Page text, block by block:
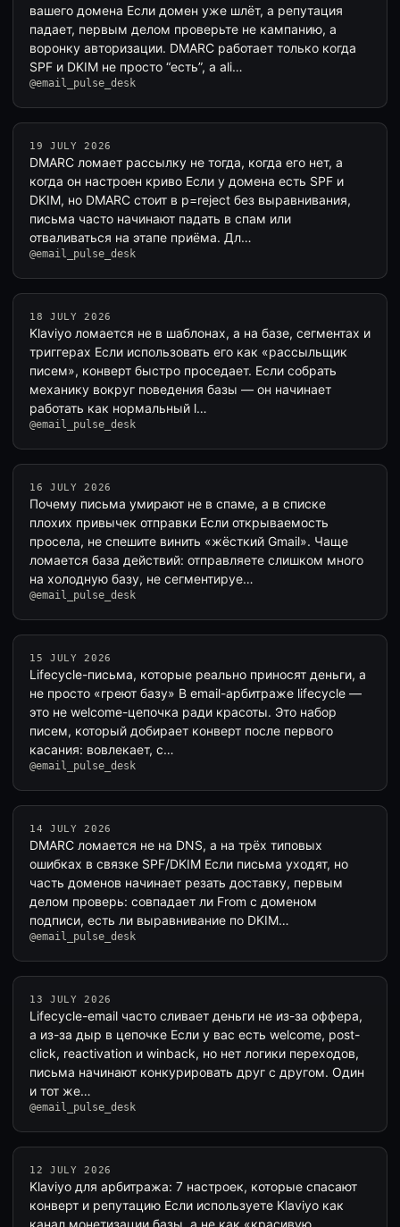
вашего домена Если домен уже шлёт, а репутация
падает, первым делом проверьте не кампанию, а
воронку авторизации. DMARC работает только когда
SPF и DKIM не просто “есть”, а ali…
@email_pulse_desk
19 JULY 2026
DMARC ломает рассылку не тогда, когда его нет, а
когда он настроен криво Если у домена есть SPF и
DKIM, но DMARC стоит в p=reject без выравнивания,
письма часто начинают падать в спам или
отваливаться на этапе приёма. Дл…
@email_pulse_desk
18 JULY 2026
Klaviyo ломается не в шаблонах, а на базе, сегментах и
триггерах Если использовать его как «рассыльщик
писем», конверт быстро проседает. Если собрать
механику вокруг поведения базы — он начинает
работать как нормальный l…
@email_pulse_desk
16 JULY 2026
Почему письма умирают не в спаме, а в списке
плохих привычек отправки Если открываемость
просела, не спешите винить «жёсткий Gmail». Чаще
ломается база действий: отправляете слишком много
на холодную базу, не сегментируе…
@email_pulse_desk
15 JULY 2026
Lifecycle-письма, которые реально приносят деньги, а
не просто «греют базу» В email-арбитраже lifecycle —
это не welcome-цепочка ради красоты. Это набор
писем, который добирает конверт после первого
касания: вовлекает, с…
@email_pulse_desk
14 JULY 2026
DMARC ломается не на DNS, а на трёх типовых
ошибках в связке SPF/DKIM Если письма уходят, но
часть доменов начинает резать доставку, первым
делом проверь: совпадает ли From с доменом
подписи, есть ли выравнивание по DKIM…
@email_pulse_desk
13 JULY 2026
Lifecycle-email часто сливает деньги не из-за оффера,
а из-за дыр в цепочке Если у вас есть welcome, post-
click, reactivation и winback, но нет логики переходов,
письма начинают конкурировать друг с другом. Один
и тот же…
@email_pulse_desk
12 JULY 2026
Klaviyo для арбитража: 7 настроек, которые спасают
конверт и репутацию Если используете Klaviyo как
канал монетизации базы, а не как «красивую